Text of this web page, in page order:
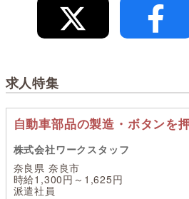
求人特集
自動車部品の製造・ボタンを
株式会社ワークスタッフ
奈良県 奈良市
時給1,300円～1,625円
派遣社員